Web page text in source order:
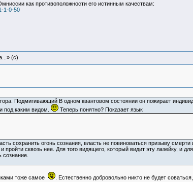
как противоположности его истинным качествам:
1-0-50
(c)
Подмигивающий В одном квантовом состоянии он пожирает
под каким видом.
Теперь понятно? Показает язык
сохранить огонь сознания, власть не повиноваться призыву
пройти сквозь нее. Для того видящего, который видит эту лазейку, и
сознание.
тоже самое
. Естественно добровольно никто не будет